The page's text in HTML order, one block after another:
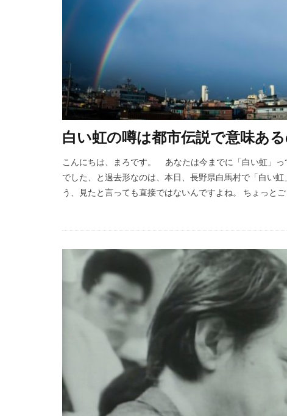
白い虹の噂は都市伝説で意味あ
こんにちは、まろです。 あなたは今までに「白い虹」
でした、と過去形なのは、本日、長野県白馬村で「白い
う、見たと言っても直接ではないんですよね。 ちょっ